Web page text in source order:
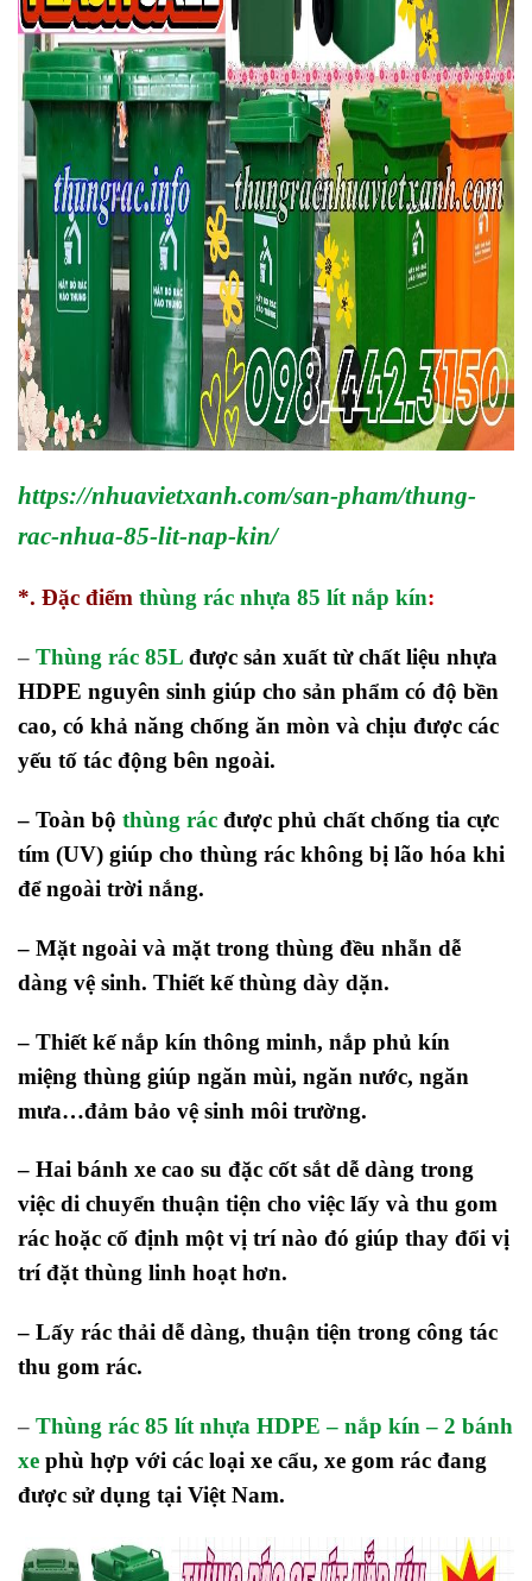
https://nhuavietxanh.com/san-pham/thung-
rac-nhua-85-lit-nap-kin/
*. Đặc điểm thùng rác nhựa 85 lít nắp kín:
– Thùng rác 85L được sản xuất từ chất liệu nhựa
HDPE nguyên sinh giúp cho sản phẩm có độ bền
cao, có khả năng chống ăn mòn và chịu được các
yếu tố tác động bên ngoài.
– Toàn bộ thùng rác được phủ chất chống tia cực
tím (UV) giúp cho thùng rác không bị lão hóa khi
để ngoài trời nắng.
– Mặt ngoài và mặt trong thùng đều nhẵn dễ
dàng vệ sinh. Thiết kế thùng dày dặn.
– Thiết kế nắp kín thông minh, nắp phủ kín
miệng thùng giúp ngăn mùi, ngăn nước, ngăn
mưa…đảm bảo vệ sinh môi trường.
– Hai bánh xe cao su đặc cốt sắt dễ dàng trong
việc di chuyển thuận tiện cho việc lấy và thu gom
rác hoặc cố định một vị trí nào đó giúp thay đổi vị
trí đặt thùng linh hoạt hơn.
– Lấy rác thải dễ dàng, thuận tiện trong công tác
thu gom rác.
– Thùng rác 85 lít nhựa HDPE – nắp kín – 2 bánh
xe phù hợp với các loại xe cẩu, xe gom rác đang
được sử dụng tại Việt Nam.